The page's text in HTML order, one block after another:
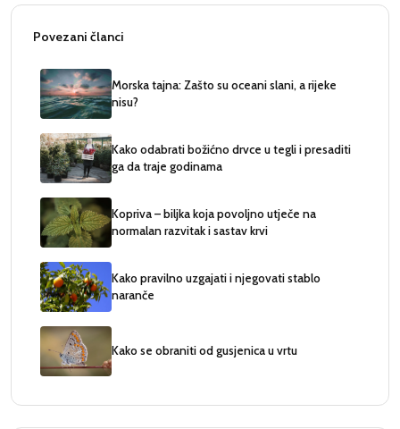
Povezani članci
Morska tajna: Zašto su oceani slani, a rijeke
nisu?
Kako odabrati božićno drvce u tegli i presaditi
ga da traje godinama
Kopriva – biljka koja povoljno utječe na
normalan razvitak i sastav krvi
Kako pravilno uzgajati i njegovati stablo
naranče
Kako se obraniti od gusjenica u vrtu